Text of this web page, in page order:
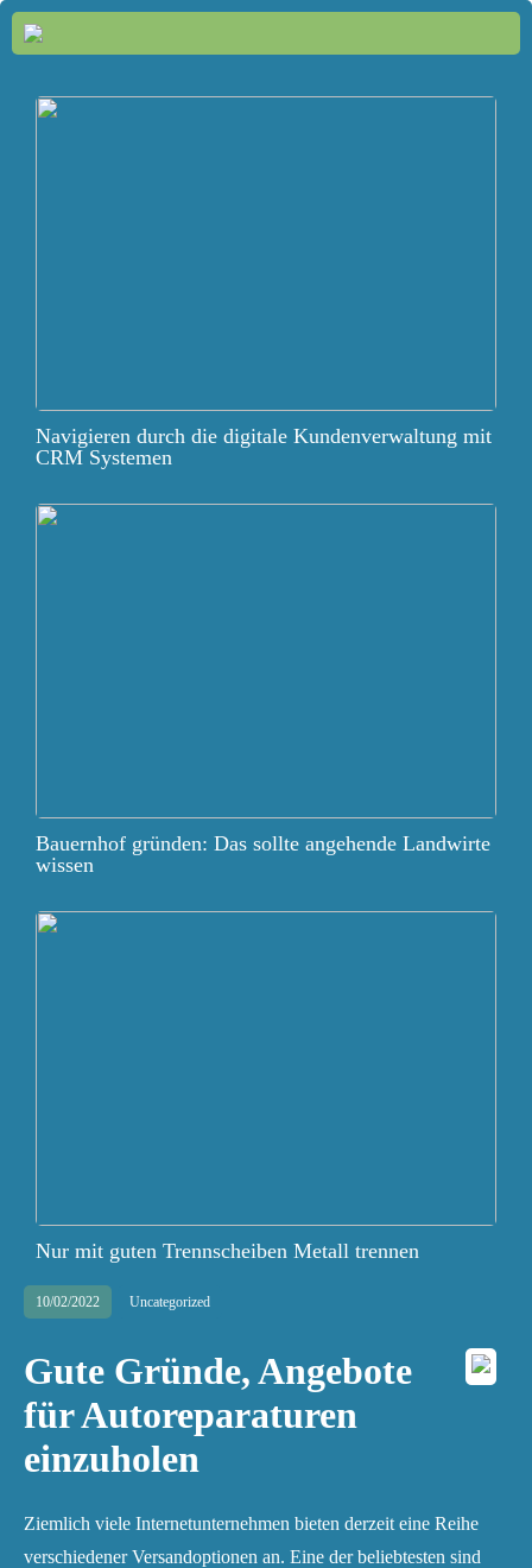
Navigieren durch die digitale Kundenverwaltung mit
CRM Systemen
Bauernhof gründen: Das sollte angehende Landwirte
wissen
Nur mit guten Trennscheiben Metall trennen
10/02/2022 Uncategorized
Gute Gründe, Angebote
für Autoreparaturen
einzuholen
Ziemlich viele Internetunternehmen bieten derzeit eine Reihe
verschiedener Versandoptionen an. Eine der beliebtesten sind